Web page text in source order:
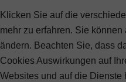
Klicken Sie auf die
mehr zu erfahren. Sie
ändern. Beachten Sie, dass
Cookies Auswirkungen auf
Websites und auf die